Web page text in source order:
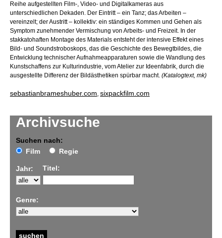
Archivsuche
Suchen nach:
Film
Regie
Jahr: Titel:
Genre:
Reihe aufgestellten Film-, Video- und Digitalkameras aus
unterschiedlichen Dekaden. Der Eintritt – ein Tanz; das Arbeiten –
vereinzelt; der Austritt – kollektiv: ein ständiges Kommen und Gehen als
Symptom zunehmender Vermischung von Arbeits- und Freizeit. In der
stakkatohaften Montage des Materials entsteht der intensive Effekt eines
Bild- und Soundstroboskops, das die Geschichte des Bewegtbildes, die
Entwicklung technischer Aufnahmeapparaturen sowie die Wandlung des
Kunstschaffens zur Kulturindustrie, vom Atelier zur Ideenfabrik, durch die
ausgestellte Differenz der Bildästhetiken spürbar macht. (Katalogtext, mk)
sebastianbrameshuber.com, sixpackfilm.com